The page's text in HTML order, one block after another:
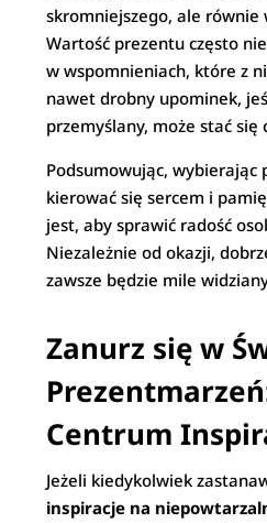
skromniejszego, ale równie
Wartość prezentu często
w wspomnieniach, które z
nawet drobny upominek,
przemyślany, może stać się
Podsumowując, wybierając
kierować się sercem i
jest, aby sprawić radość
Niezależnie od okazji,
zawsze będzie mile
Zanurz się w
Centrum
Jeżeli kiedykolwiek
inspiracje na